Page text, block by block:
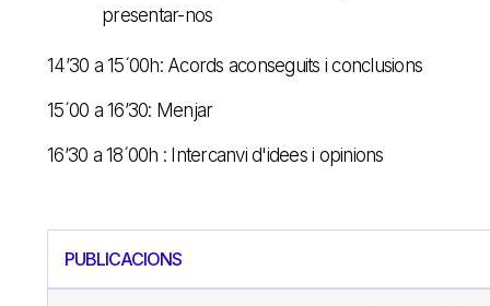
presentar-nos
14’30 a 15´00h: Acords aconseguits i conclusions
15´00 a 16’30: Menjar
16’30 a 18´00h : Intercanvi d'idees i opinions
PUBLICACIONS